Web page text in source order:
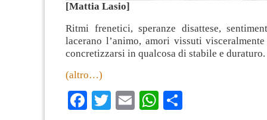
[Mattia Lasio]
Ritmi frenetici, speranze disattese,
lacerano l’animo, amori vissuti
concretizzarsi in qualcosa di stabile e duraturo.
(altro…)
Facebook
TwitterEmailWhatsApp